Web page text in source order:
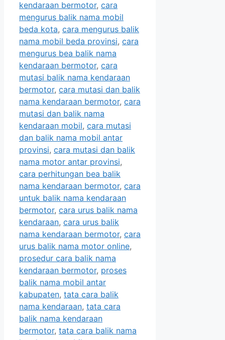
kendaraan bermotor, cara
mengurus balik nama mobil
beda kota, cara mengurus balik
nama mobil beda provinsi, cara
mengurus bea balik nama
kendaraan bermotor, cara
mutasi balik nama kendaraan
bermotor, cara mutasi dan balik
nama kendaraan bermotor, cara
mutasi dan balik nama
kendaraan mobil, cara mutasi
dan balik nama mobil antar
provinsi, cara mutasi dan balik
nama motor antar provinsi,
cara perhitungan bea balik
nama kendaraan bermotor, cara
untuk balik nama kendaraan
bermotor, cara urus balik nama
kendaraan, cara urus balik
nama kendaraan bermotor, cara
urus balik nama motor online,
prosedur cara balik nama
kendaraan bermotor, proses
balik nama mobil antar
kabupaten, tata cara balik
nama kendaraan, tata cara
balik nama kendaraan
bermotor, tata cara balik nama